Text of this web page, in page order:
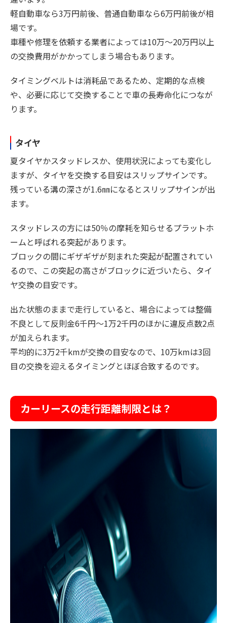
軽自動車なら3万円前後、普通自動車なら6万円前後が相
場です。
車種や修理を依頼する業者によっては10万〜20万円以上
の交換費用がかかってしまう場合もあります。
タイミングベルトは消耗品であるため、定期的な点検
や、必要に応じて交換することで車の長寿命化につなが
ります。
タイヤ
夏タイヤかスタッドレスか、使用状況によっても変化し
ますが、タイヤを交換する目安はスリップサインです。
残っている溝の深さが1.6㎜になるとスリップサインが出
ます。
スタッドレスの方には50％の摩耗を知らせるプラットホ
ームと呼ばれる突起があります。
ブロックの間にギザギザが刻まれた突起が配置されてい
るので、この突起の高さがブロックに近づいたら、タイ
ヤ交換の目安です。
出た状態のままで走行していると、場合によっては整備
不良として反則金6千円〜1万2千円のほかに違反点数2点
が加えられます。
平均的に3万2千kmが交換の目安なので、10万kmは3回
目の交換を迎えるタイミングとほぼ合致するのです。
カーリースの走行距離制限とは？